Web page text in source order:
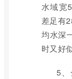
水域宽
差足有
均水深
时又好
5